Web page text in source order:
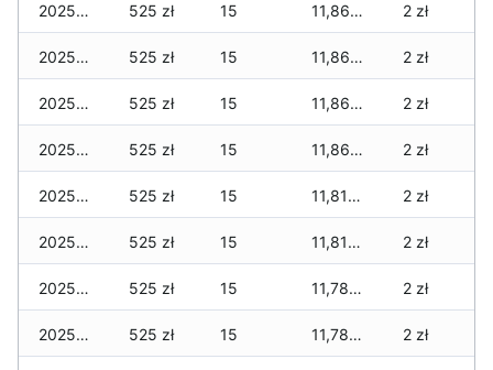
2025-12-11 525 zł 15 11,860 zł 2 zł
2025-12-10 525 zł 15 11,860 zł 2 zł
2025-12-09 525 zł 15 11,860 zł 2 zł
2025-12-08 525 zł 15 11,860 zł 2 zł
2025-12-07 525 zł 15 11,810 zł 2 zł
2025-12-06 525 zł 15 11,810 zł 2 zł
2025-12-05 525 zł 15 11,785 zł 2 zł
2025-12-04 525 zł 15 11,785 zł 2 zł